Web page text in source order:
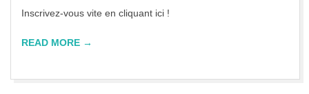
Inscrivez-vous vite en cliquant ici !
READ MORE →